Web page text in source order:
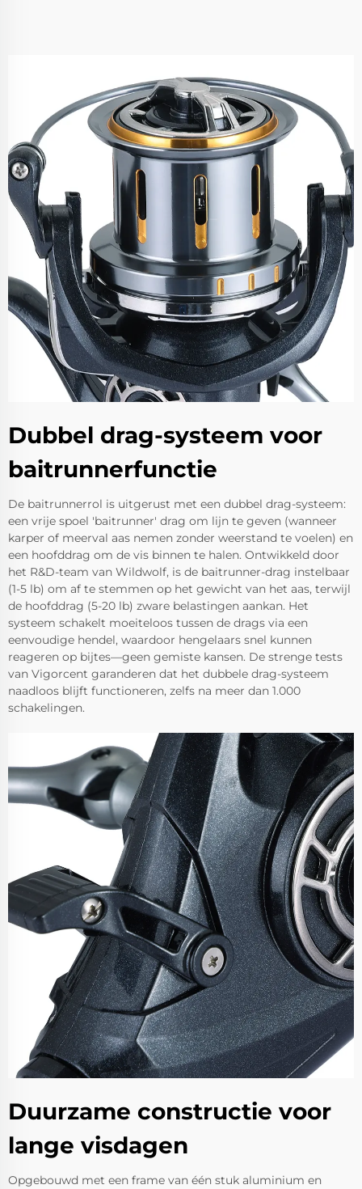
Dubbel drag-systeem voor
baitrunnerfunctie
De baitrunnerrol is uitgerust met een dubbel drag-systeem:
een vrije spoel 'baitrunner' drag om lijn te geven (wanneer
karper of meerval aas nemen zonder weerstand te voelen) en
een hoofddrag om de vis binnen te halen. Ontwikkeld door
het R&D-team van Wildwolf, is de baitrunner-drag instelbaar
(1-5 lb) om af te stemmen op het gewicht van het aas, terwijl
de hoofddrag (5-20 lb) zware belastingen aankan. Het
systeem schakelt moeiteloos tussen de drags via een
eenvoudige hendel, waardoor hengelaars snel kunnen
reageren op bijtes—geen gemiste kansen. De strenge tests
van Vigorcent garanderen dat het dubbele drag-systeem
naadloos blijft functioneren, zelfs na meer dan 1.000
schakelingen.
Duurzame constructie voor
lange visdagen
Opgebouwd met een frame van één stuk aluminium en